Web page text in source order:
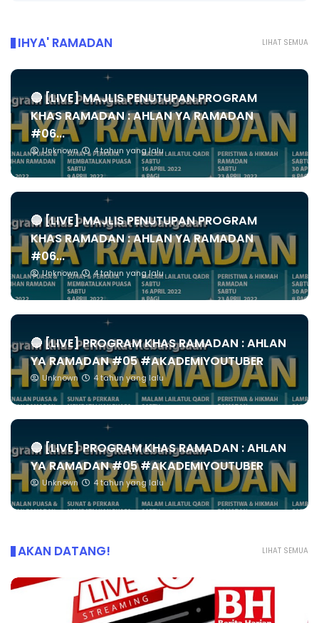
LIHAT SEMUA
IHYA' RAMADAN
🔴 [LIVE] MAJLIS PENUTUPAN PROGRAM
KHAS RAMADAN : AHLAN YA RAMADAN
#06...
Unknown 4 tahun yang lalu
🔴 [LIVE] MAJLIS PENUTUPAN PROGRAM
KHAS RAMADAN : AHLAN YA RAMADAN
#06...
Unknown 4 tahun yang lalu
🔴 [LIVE] PROGRAM KHAS RAMADAN : AHLAN
YA RAMADAN #05 #AKADEMIYOUTUBER
Unknown 4 tahun yang lalu
🔴 [LIVE] PROGRAM KHAS RAMADAN : AHLAN
YA RAMADAN #05 #AKADEMIYOUTUBER
Unknown 4 tahun yang lalu
LIHAT SEMUA
AKAN DATANG!